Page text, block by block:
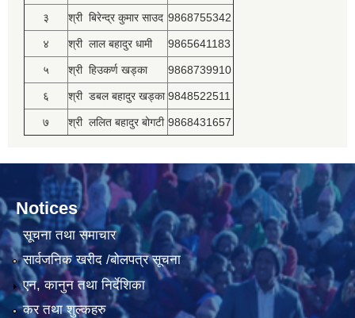
३ श्री बिरेन्द्र कुमार साउद 9868755342
४ श्री लाल बहादुर धामी 9865641183
५ श्री हिउकर्ण खड्का 9868739910
६ श्री डबल बहादुर खड्का 9848522511
७ श्री ललित बहादुर बोगटी 9868431657
Notices
सूचना तथा समाचार
सार्वजनिक खरीद /बोलपत्र सूचना
एन, कानुन तथा निर्देशिका
कर तथा शुल्कहरु